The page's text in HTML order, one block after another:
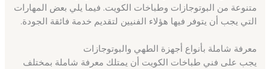
متنوعة من البوتوجازات وطباخات الكويت. فيما يلي بعض المهارات
التي يجب أن يتوفر فيها هؤلاء الفنيين لتقديم خدمة فائقة الجودة.
معرفة شاملة بأنواع أجهزة الطهي والبوتوجازات
يجب على فني طباخات الكويت أن يمتلك معرفة شاملة بمختلف